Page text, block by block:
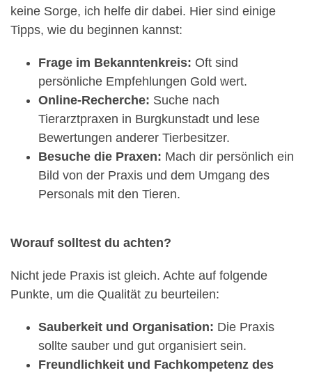
keine Sorge, ich helfe dir dabei. Hier sind einige
Tipps, wie du beginnen kannst:
Frage im Bekanntenkreis: Oft sind
persönliche Empfehlungen Gold wert.
Online-Recherche: Suche nach
Tierarztpraxen in Burgkunstadt und lese
Bewertungen anderer Tierbesitzer.
Besuche die Praxen: Mach dir persönlich ein
Bild von der Praxis und dem Umgang des
Personals mit den Tieren.
Worauf solltest du achten?
Nicht jede Praxis ist gleich. Achte auf folgende
Punkte, um die Qualität zu beurteilen:
Sauberkeit und Organisation: Die Praxis
sollte sauber und gut organisiert sein.
Freundlichkeit und Fachkompetenz des